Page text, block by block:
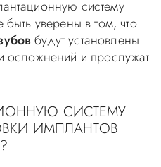
систему
уверены в том, что
будут установлены
осложнений и прослужат
СИСТЕМУ
ИМПЛАНТОВ